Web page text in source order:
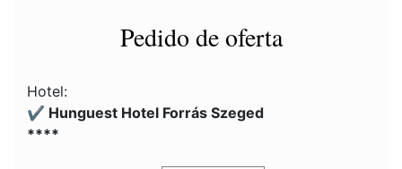
Pedido de oferta
Hotel:
✔️ Hunguest Hotel Forrás Szeged
****